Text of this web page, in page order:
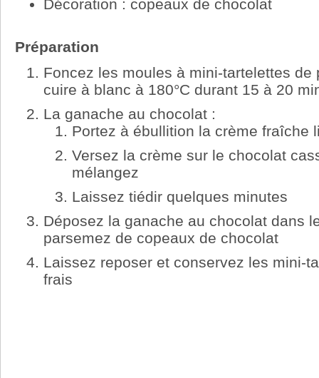
Décoration : copeaux de chocolat
Préparation
Foncez les moules à mini-tartelettes de
cuire à blanc à 180°C durant 15 à 20
La ganache au chocolat :
Portez à ébullition la crème fraîche
Versez la crème sur le chocolat
mélangez
Laissez tiédir quelques minutes
Déposez la ganache au chocolat dans
parsemez de copeaux de chocolat
Laissez reposer et conservez les mini-
frais